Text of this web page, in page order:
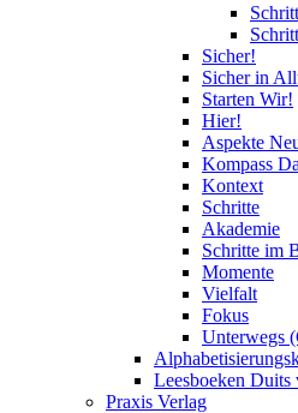
Sicher!
Sicher in
Starten Wir!
Hier!
Aspekte
Kompass
Kontext
Schritte
Akademie
Schritte im
Momente
Vielfalt
Fokus
Unterwegs
Leesboeken Duits
Praxis Verlag